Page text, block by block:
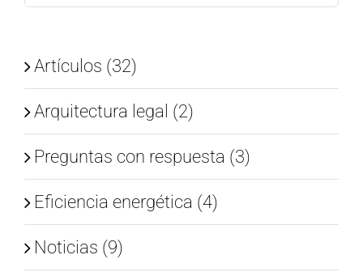
Artículos (32)
Arquitectura legal (2)
Preguntas con respuesta (3)
Eficiencia energética (4)
Noticias (9)